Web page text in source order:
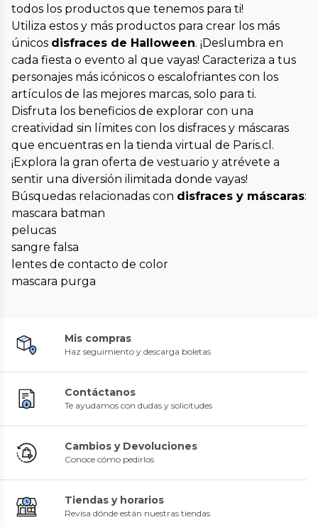
todos los productos que tenemos para ti!
Utiliza estos y más productos para crear los más
únicos disfraces de Halloween. ¡Deslumbra en
cada fiesta o evento al que vayas! Caracteriza a tus
personajes más icónicos o escalofriantes con los
artículos de las mejores marcas, solo para ti.
Disfruta los beneficios de explorar con una
creatividad sin límites con los disfraces y máscaras
que encuentras en la tienda virtual de Paris.cl.
¡Explora la gran oferta de vestuario y atrévete a
sentir una diversión ilimitada donde vayas!
Búsquedas relacionadas con disfraces y máscaras:
mascara batman
pelucas
sangre falsa
lentes de contacto de color
mascara purga
Mis compras
Haz seguimiento y descarga boletas
Contáctanos
Te ayudamos con dudas y solicitudes
Cambios y Devoluciones
Conoce cómo pedirlos
Tiendas y horarios
Revisa dónde están nuestras tiendas